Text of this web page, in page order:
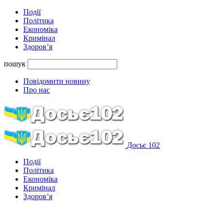
Події
Політика
Економіка
Кримінал
Здоров’я
пошук
Повідомити новину
Про нас
Досьє 102
Події
Політика
Економіка
Кримінал
Здоров’я